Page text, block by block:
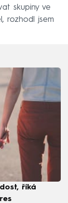
skupiny ve
rozhodl jsem
říká